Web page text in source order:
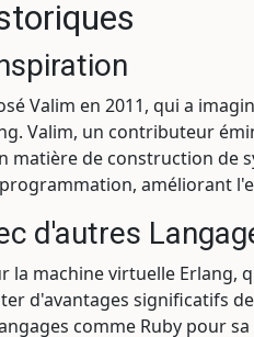
Valim en 2011, qui a
Valim, un contributeur
matière de construction de
améliorant
d'autres
la machine virtuelle Erlang,
d'avantages significatifs
comme Ruby pour